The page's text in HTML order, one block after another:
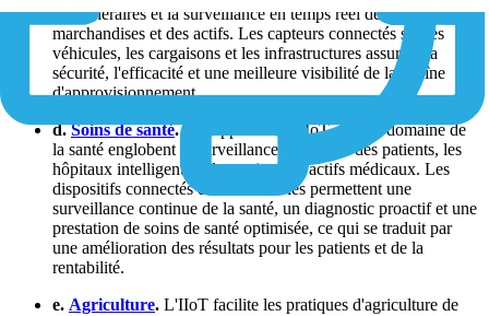
des itinéraires et la surveillance en temps réel des
marchandises et des actifs. Les capteurs connectés sur les
véhicules, les cargaisons et les infrastructures assurent la
sécurité, l'efficacité et une meilleure visibilité de la chaîne
d'approvisionnement.
d. Soins de santé.Les applications IIoT dans le domaine de
la santé englobent la surveillance à distance des patients, les
hôpitaux intelligents et la gestion des actifs médicaux. Les
dispositifs connectés et les wearables permettent une
surveillance continue de la santé, un diagnostic proactif et une
prestation de soins de santé optimisée, ce qui se traduit par
une amélioration des résultats pour les patients et de la
rentabilité.
e. Agriculture. L'IIoT facilite les pratiques d'agriculture de